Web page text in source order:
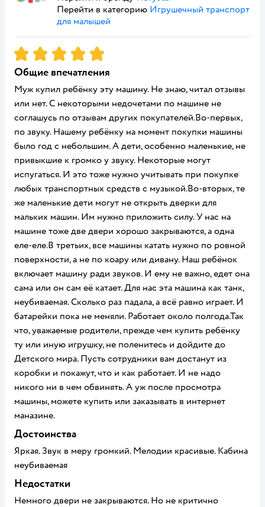
Перейти в категорию Игрушечный транспорт
для малышей
Рейтинг:5
Общие впечатления
Муж купил ребёнку эту машину. Не знаю, читал отзывы
или нет. С некоторыми недочетами по машине не
соглашусь по отзывам других покупателей.Во-первых,
по звуку. Нашему ребёнку на момент покупки машины
было год с небольшим. А дети, особенно маленькие, не
привыкшие к громко у звуку. Некоторые могут
испугаться. И это тоже нужно учитывать при покупке
любых транспортных средств с музыкой.Во-вторых, те
же маленькие дети могут не открыть дверки для
мальких машин. Им нужно приложить силу. У нас на
машине тоже две двери хорошо закрываются, а одна
еле-еле.В третьих, все машины катать нужно по ровной
поверхности, а не по коару или дивану. Наш ребёнок
включает машину ради звуков. И ему не важно, едет она
сама или он сам её катает. Для нас эта машина как танк,
неубиваемая. Сколько раз падала, а всё равно играет. И
батарейки пока не меняли. Работает около полгода.Так
что, уважаемые родители, прежде чем купить ребёнку
ту или иную игрушку, не поленитесь и дойдите до
Детского мира. Пусть сотрудники вам достанут из
коробки и покажут, что и как работает. И не надо
никого ни в чем обвинять. А уж после просмотра
машины, можете купить или заказывать в интернет
маназине.
Достоинства
Яркая. Звук в меру громкий. Мелодии красивые. Кабина
неубиваемая
Недостатки
Немного двери не закрываются. Но не критично